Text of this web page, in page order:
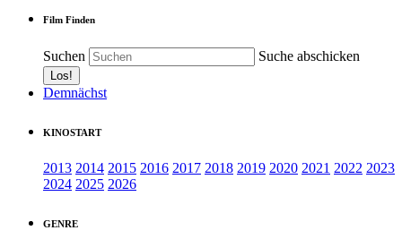
Film Finden
Suchen Suche abschicken
Demnächst
KINOSTART
2013 2014 2015 2016 2017 2018 2019 2020 2021 2022 2023
2024 2025 2026
GENRE